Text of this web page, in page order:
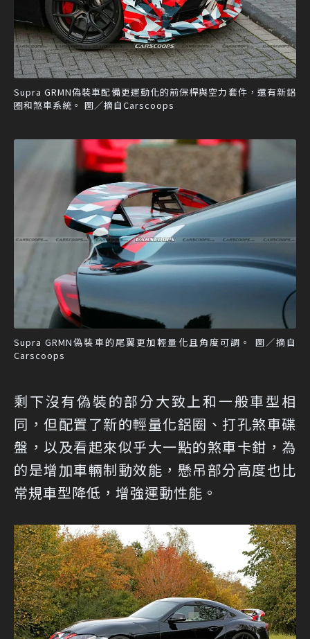
Supra GRMN偽裝車配備更運動化的前保桿與空力套件，還有新鋁
圈和煞車系統。 圖／摘自Carscoops
Supra GRMN偽裝車的尾翼更加輕量化且角度可調。 圖／摘自
Carscoops
剩下沒有偽裝的部分大致上和一般車型相
同，但配置了新的輕量化鋁圈、打孔煞車碟
盤，以及看起來似乎大一點的煞車卡鉗，為
的是增加車輛制動效能，懸吊部分高度也比
常規車型降低，增強運動性能。